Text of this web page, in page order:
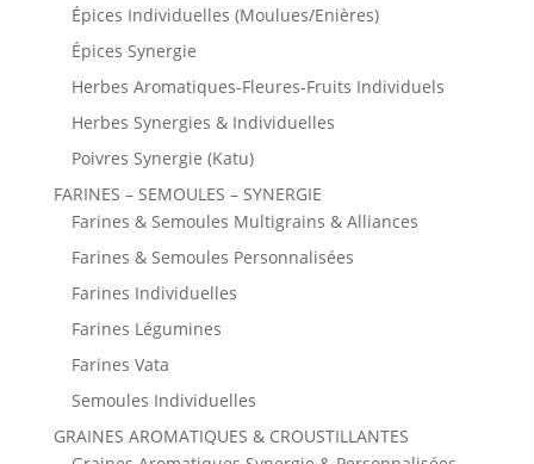
Épices Individuelles (Moulues/Enières)
Épices Synergie
Herbes Aromatiques-Fleures-Fruits Individuels
Herbes Synergies & Individuelles
Poivres Synergie (Katu)
FARINES – SEMOULES – SYNERGIE
Farines & Semoules Multigrains & Alliances
Farines & Semoules Personnalisées
Farines Individuelles
Farines Légumines
Farines Vata
Semoules Individuelles
GRAINES AROMATIQUES & CROUSTILLANTES